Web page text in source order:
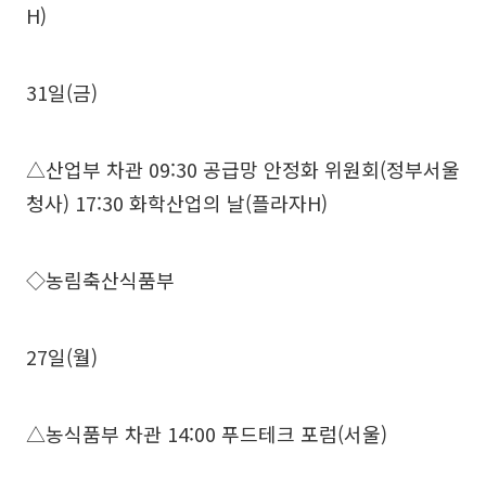
H)
31일(금)
△산업부 차관 09:30 공급망 안정화 위원회(정부서울
청사) 17:30 화학산업의 날(플라자H)
◇농림축산식품부
27일(월)
△농식품부 차관 14:00 푸드테크 포럼(서울)